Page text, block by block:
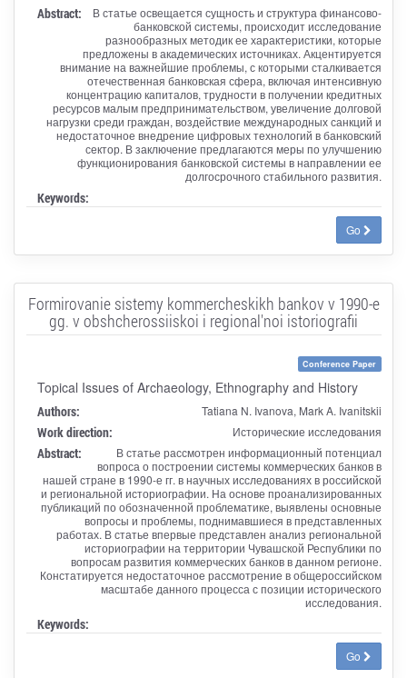
Abstract:
В статье освещается сущность и структура финансово-
банковской системы, происходит исследование
разнообразных методик ее характеристики, которые
предложены в академических источниках. Акцентируется
внимание на важнейшие проблемы, с которыми сталкивается
отечественная банковская сфера, включая интенсивную
концентрацию капиталов, трудности в получении кредитных
ресурсов малым предпринимательством, увеличение долговой
нагрузки среди граждан, воздействие международных санкций и
недостаточное внедрение цифровых технологий в банковский
сектор. В заключение предлагаются меры по улучшению
функционирования банковской системы в направлении ее
долгосрочного стабильного развития.
Keywords:
Go
Formirovanie sistemy kommercheskikh bankov v 1990-e
gg. v obshcherossiiskoi i regional'noi istoriografii
Conference Paper
Topical Issues of Archaeology, Ethnography and History
Authors: Tatiana N. Ivanova, Mark A. Ivanitskii
Work direction: Исторические исследования
Abstract:
В статье рассмотрен информационный потенциал
вопроса о построении системы коммерческих банков в
нашей стране в 1990-е гг. в научных исследованиях в российской
и региональной историографии. На основе проанализированных
публикаций по обозначенной проблематике, выявлены основные
вопросы и проблемы, поднимавшиеся в представленных
работах. В статье впервые представлен анализ региональной
историографии на территории Чувашской Республики по
вопросам развития коммерческих банков в данном регионе.
Констатируется недостаточное рассмотрение в общероссийском
масштабе данного процесса с позиции исторического
исследования.
Keywords:
Go